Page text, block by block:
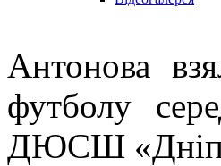
Антонова
футболу
ДЮСШ